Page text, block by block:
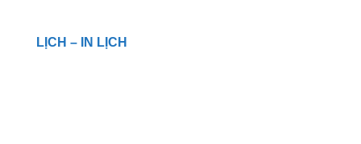
LỊCH – IN LỊCH